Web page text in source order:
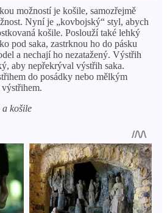
možností je košile, samozřejmě
Nyní je „kovbojský“ styl, abych
košile. Poslouží také lehký
pod saka, zastrknou ho do pásku
a nechají ho nezatažený. Výstřih
aby nepřekrýval výstřih saka.
do posádky nebo mělkým
košile